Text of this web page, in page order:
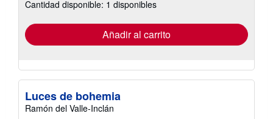
las
tarifas
envío
Cantidad disponible: 1 disponibles
Añadir al carrito
Luces de bohemia
Ramón del Valle-Inclán